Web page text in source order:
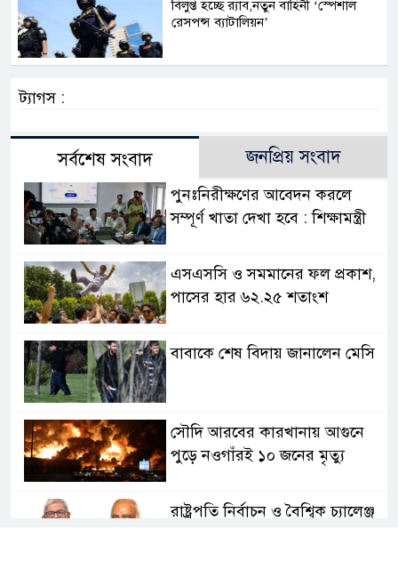
বিলুপ্ত হচ্ছে র‍্যাব,নতুন বাহিনী ‘স্পেশাল
রেসপন্স ব্যাটালিয়ন’
ট্যাগস :
সর্বশেষ সংবাদ জনপ্রিয় সংবাদ
পুনঃনিরীক্ষণের আবেদন করলে
সম্পূর্ণ খাতা দেখা হবে : শিক্ষামন্ত্রী
এসএসসি ও সমমানের ফল প্রকাশ,
পাসের হার ৬২.২৫ শতাংশ
বাবাকে শেষ বিদায় জানালেন মেসি
সৌদি আরবের কারখানায় আগুনে
পুড়ে নওগাঁরই ১০ জনের মৃত্যু
রাষ্ট্রপতি নির্বাচন ও বৈশ্বিক চ্যালেঞ্জ